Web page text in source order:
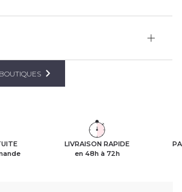
LIVRAISON RAPIDE
en 48h à 72h